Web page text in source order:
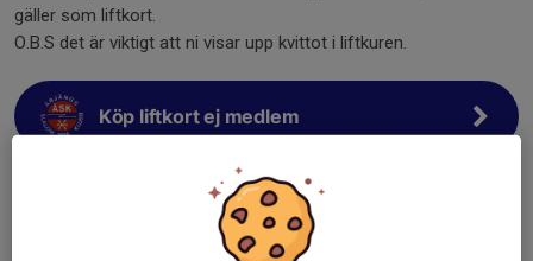
gäller som liftkort.
O.B.S det är viktigt att ni visar upp kvittot i liftkuren.
Köp liftkort ej medlem
Köp liftkort medlem